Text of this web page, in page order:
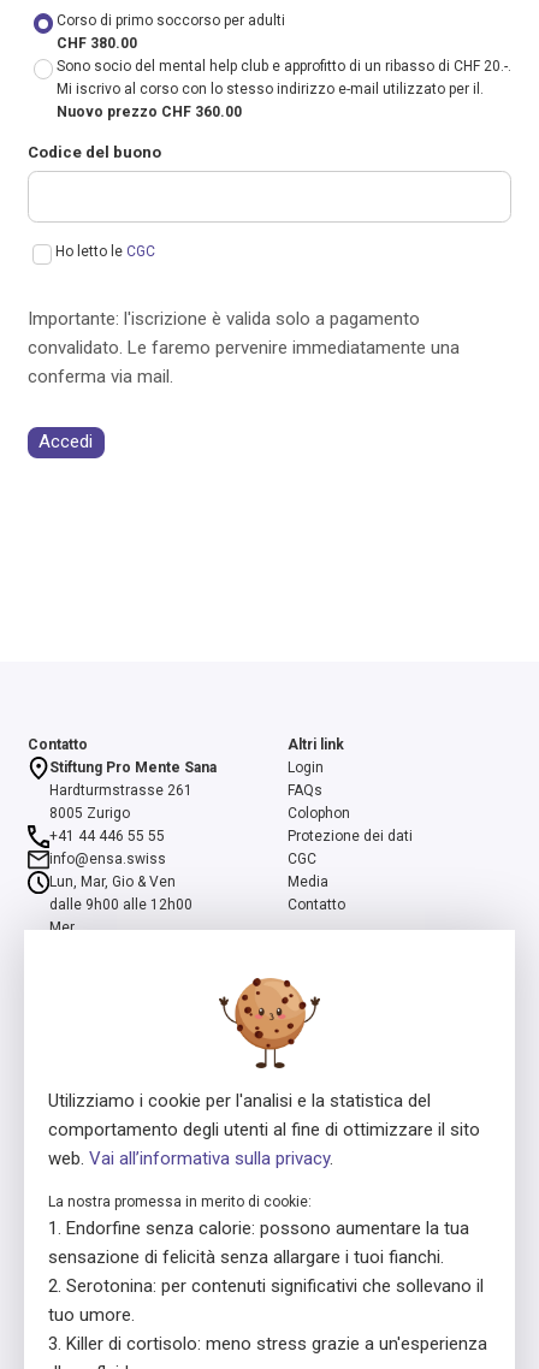
Corso di primo soccorso per adulti
CHF 380.00
Sono socio del mental help club e approfitto di un ribasso di CHF 20.-.
Mi iscrivo al corso con lo stesso indirizzo e-mail utilizzato per il.
Nuovo prezzo CHF 360.00
Codice del buono
Ho letto le CGC
Importante: l'iscrizione è valida solo a pagamento
convalidato. Le faremo pervenire immediatamente una
conferma via mail.
Accedi
Contatto
Stiftung Pro Mente Sana
Hardturmstrasse 261
8005 Zurigo
+41 44 446 55 55
info@ensa.swiss
Lun, Mar, Gio & Ven
dalle 9h00 alle 12h00
Mer
Altri link
Login
FAQs
Colophon
Protezione dei dati
CGC
Media
Contatto
ensa è un programma della Fondazione Svizzera Pro Mente Sana, co-
iniziato e supportato dalla Fondazione Beisheim
Concessore della licenza
Utilizziamo i cookie per l'analisi e la statistica del
comportamento degli utenti al fine di ottimizzare il sito
web. Vai all’informativa sulla privacy.
La nostra promessa in merito di cookie:
Endorfine senza calorie: possono aumentare la tua
sensazione di felicità senza allargare i tuoi fianchi.
Serotonina: per contenuti significativi che sollevano il
tuo umore.
Killer di cortisolo: meno stress grazie a un'esperienza